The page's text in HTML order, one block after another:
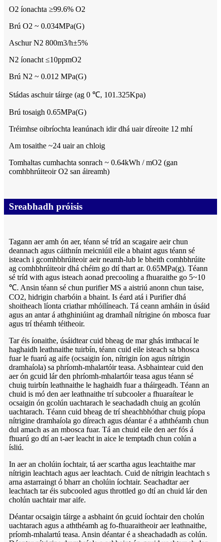
O2 íonachta ≥99.6% O2
Brú O2 ~ 0.034MPa(G)
Aschur N2 800m3/h±5%
N2 íonacht ≤10ppmO2
Brú N2 ~ 0.012 MPa(G)
Stádas aschuir táirge (ag 0 ℃, 101.325Kpa)
Brú tosaigh 0.65MPa(G)
Tréimhse oibríochta leanúnach idir dhá uair díreoite 12 mhí
Am tosaithe ~24 uair an chloig
Tomhaltas cumhachta sonrach ~ 0.64kWh / mO2 (gan
comhbhrúiteoir O2 san áireamh)
Sreabhadh próisis
Tagann aer amh ón aer, téann sé tríd an scagaire aeir chun
deannach agus cáithnín meicniúil eile a bhaint agus téann sé
isteach i gcomhbhrúiteoir aeir neamh-lub le bheith comhbhrúite
ag comhbhrúiteoir dhá chéim go dtí thart ar. 0.65MPa(g). Téann
sé tríd with agus isteach aonad precooling a fhuaraithe go 5~10
℃. Ansin téann sé chun purifier MS a aistriú anonn chun taise,
CO2, hidrigin charbóin a bhaint. Is éard atá i Purifier dhá
shoitheach líonta criathar mhóilíneach. Tá ceann amháin in úsáid
agus an antar á athghiniúint ag dramhaíl nítrigine ón mbosca fuar
agus trí théamh téitheoir.
Tar éis íonaithe, úsáidtear cuid bheag de mar ghás imthacaí le
haghaidh leathnaithe tuirbín, téann cuid eile isteach sa bhosca
fuar le fuarú ag aife (ocsaigin íon, nítrigin íon agus nítrigin
dramhaíola) sa phríomh-mhalartóir teasa. Asbhaintear cuid den
aer ón gcuid lár den phríomh-mhalartóir teasa agus téann sé
chuig tuirbín leathnaithe le haghaidh fuar a tháirgeadh. Téann an
chuid is mó den aer leathnaithe trí subcooler a fhuaraítear le
ocsaigin ón gcolún uachtarach le seachadadh chuig an gcolún
uachtarach. Téann cuid bheag de trí sheachbhóthar chuig píopa
nítrigine dramhaíola go díreach agus déantar é a aththéamh chun
dul amach as an mbosca fuar. Tá an chuid eile den aer fós á
fhuarú go dtí an t-aer leacht in aice le temptadh chun colún a
ísliú.
In aer an cholúin íochtair, tá aer scartha agus leachtaithe mar
nítrigin leachtach agus aer leachtach. Cuid de nítrigin leachtach s
arna astarraingt ó bharr an cholúin íochtair. Seachadtar aer
leachtach tar éis subcooled agus throttled go dtí an chuid lár den
cholún uachtair mar aife.
Déantar ocsaigin táirge a asbhaint ón gcuid íochtair den cholún
uachtarach agus a aththéamh ag fo-fhuaraitheoir aer leathnaithe,
príomh-mhalartú teasa. Ansin déantar é a sheachadadh as colún.